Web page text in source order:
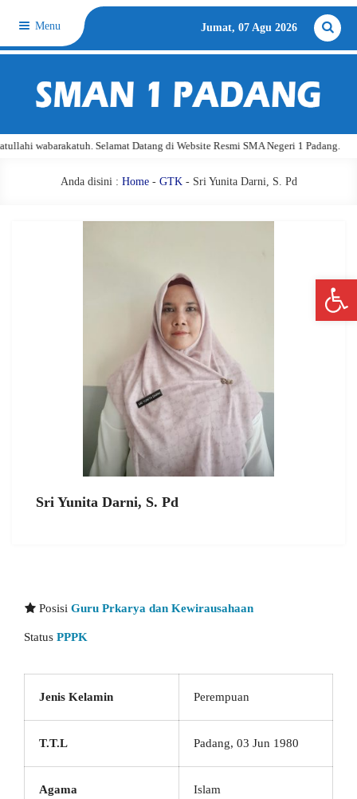
Menu Jumat, 07 Agu 2026
wabarakatuh. Selamat Datang di Website Resmi SMA Negeri 1 Padang.
Anda disini : Home- GTK- Sri Yunita Darni, S. Pd
Sri Yunita Darni, S. Pd
Posisi Guru Prkarya dan Kewirausahaan
Status PPPK
Jenis Kelamin Perempuan
T.T.L Padang, 03 Jun 1980
Agama Islam